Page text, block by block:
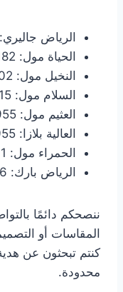
الرياض جاليري: 0112078555
الحياة مول: 0112058182
النخيل مول: 0112120302
السلام مول: 0112478915
العثيم مول: 920011955
العالية بلازا: 920011955
الحمراء مول: 0112096261
الرياض بارك: 966558254746
ننصحكم دائمًا
المقاسات أو
كنتم تبحثون عن
محدودة.